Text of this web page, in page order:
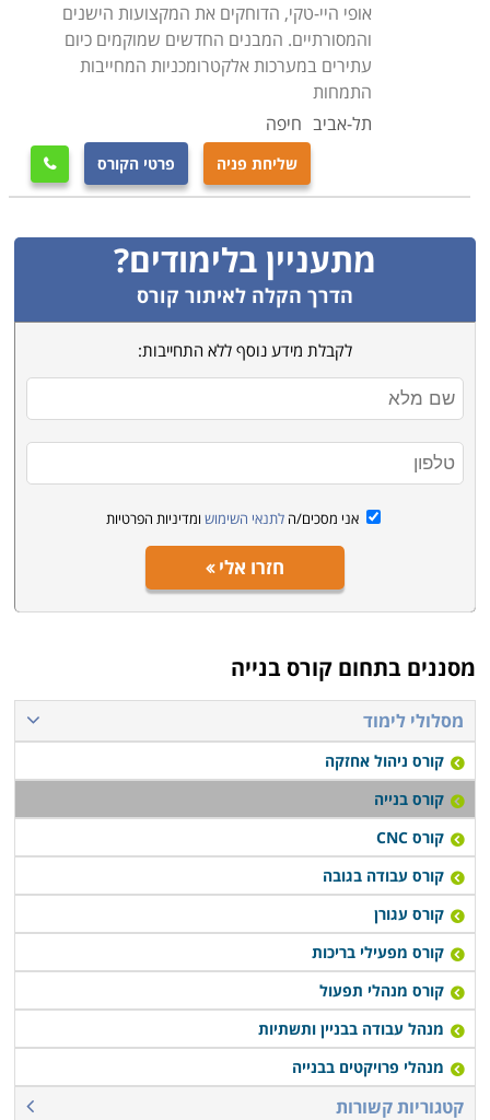
אופי היי-טקי, הדוחקים את המקצועות הישנים
והמסורתיים. המבנים החדשים שמוקמים כיום
עתירים במערכות אלקטרומכניות המחייבות
התמחות
תל-אביב חיפה
שליחת פניה פרטי הקורס 
מתעניין בלימודים?
הדרך הקלה לאיתור קורס
לקבלת מידע נוסף ללא התחייבות:
אני מסכים/ה לתנאי השימוש ומדיניות הפרטיות
חזרו אלי
מסננים בתחום קורס בנייה
מסלולי לימוד
קורס ניהול אחזקה
קורס בנייה
קורס CNC
קורס עבודה בגובה
קורס עגורן
קורס מפעילי בריכות
קורס מנהלי תפעול
מנהל עבודה בבניין ותשתיות
מנהלי פרויקטים בבנייה
קטגוריות קשורות